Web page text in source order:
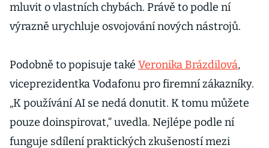
mluvit o vlastních chybách. Právě to podle ní
výrazně urychluje osvojování nových nástrojů.
Podobně to popisuje také Veronika Brázdilová,
viceprezidentka Vodafonu pro firemní zákazníky.
„K používání AI se nedá donutit. K tomu můžete
pouze doinspirovat,“ uvedla. Nejlépe podle ní
funguje sdílení praktických zkušeností mezi